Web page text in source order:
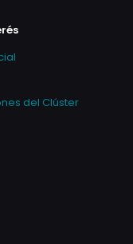
del Clúster